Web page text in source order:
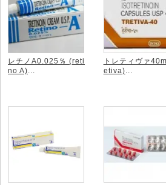
レチノA0.025％ (reti
no A)
トレティヴァ
etiva)